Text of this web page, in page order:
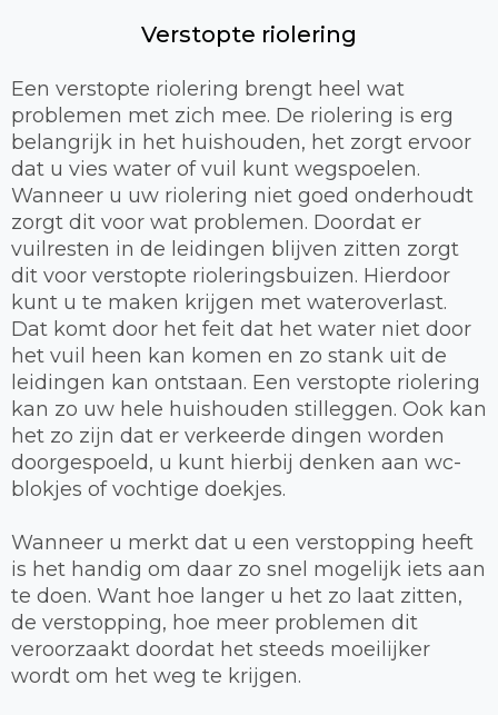
Verstopte riolering
Een verstopte riolering brengt heel wat
problemen met zich mee. De riolering is erg
belangrijk in het huishouden, het zorgt ervoor
dat u vies water of vuil kunt wegspoelen.
Wanneer u uw riolering niet goed onderhoudt
zorgt dit voor wat problemen. Doordat er
vuilresten in de leidingen blijven zitten zorgt
dit voor verstopte rioleringsbuizen. Hierdoor
kunt u te maken krijgen met wateroverlast.
Dat komt door het feit dat het water niet door
het vuil heen kan komen en zo stank uit de
leidingen kan ontstaan. Een verstopte riolering
kan zo uw hele huishouden stilleggen. Ook kan
het zo zijn dat er verkeerde dingen worden
doorgespoeld, u kunt hierbij denken aan wc-
blokjes of vochtige doekjes.
Wanneer u merkt dat u een verstopping heeft
is het handig om daar zo snel mogelijk iets aan
te doen. Want hoe langer u het zo laat zitten,
de verstopping, hoe meer problemen dit
veroorzaakt doordat het steeds moeilijker
wordt om het weg te krijgen.